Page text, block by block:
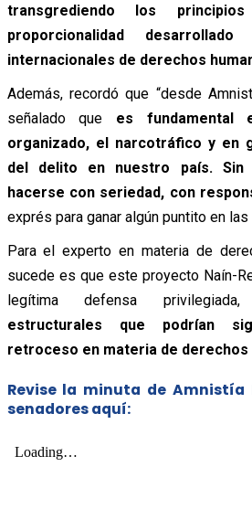
transgrediendo los
proporcionalidad
internacionales de derechos
Además, recordó que “desde
señalado que es fundamental
organizado, el narcotráfico y en
del delito en nuestro país. Sin
hacerse con seriedad, con
exprés para ganar algún puntito en las
Para el experto en materia de
sucede es que este proyecto Naín-
legítima defensa
estructurales que podrían
retroceso en materia de derechos
Revise la minuta de
senadores aquí: